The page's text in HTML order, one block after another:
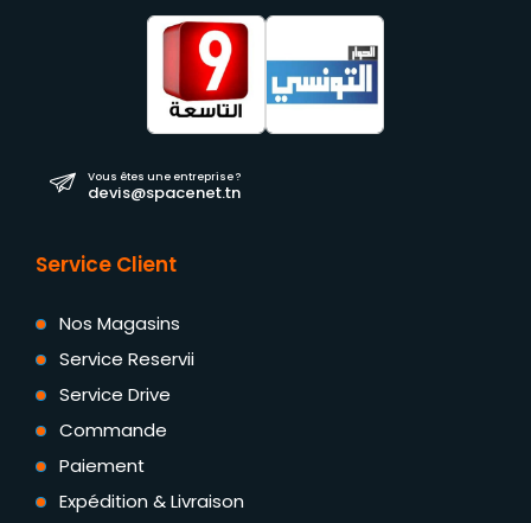
Vous êtes une entreprise ?
devis@spacenet.tn
Service Client
Nos Magasins
Service Reservii
Service Drive
Commande
Paiement
Expédition & Livraison